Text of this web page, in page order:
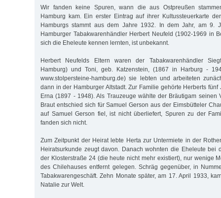
Wir fanden keine Spuren, wann die aus Ostpreußen
Hamburg kam. Ein erster Eintrag auf ihrer Kultussteuerkarte
Hamburgs stammt aus dem Jahre 1932. In dem Jahr, am 9.
Hamburger Tabakwarenhändler Herbert Neufeld (1902-1969 in
sich die Eheleute kennen lernten, ist unbekannt.
Herbert Neufelds Eltern waren der Tabakwarenhändler
Hamburg) und Toni, geb. Katzenstein, (1867 in Harburg -
www.stolpersteine-hamburg.de) sie lebten und arbeiteten
dann in der Hamburger Altstadt. Zur Familie gehörte Herberts fünf
Erna (1897 - 1948). Als Trauzeuge wählte der Bräutigam seinen
Braut entschied sich für Samuel Gerson aus der Eimsbütteler
auf Samuel Gerson fiel, ist nicht überliefert, Spuren zu der
fanden sich nicht.
Zum Zeitpunkt der Heirat lebte Herta zur Untermiete in der
Heiratsurkunde zeugt davon. Danach wohnten die Eheleute bei
der Klosterstraße 24 (die heute nicht mehr existiert), nur wenige
des Chilehauses entfernt gelegen. Schräg gegenüber, in
Tabakwarengeschäft. Zehn Monate später, am 17. April 1933,
Natalie zur Welt.